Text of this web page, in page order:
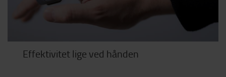
Effektivitet lige ved hånden